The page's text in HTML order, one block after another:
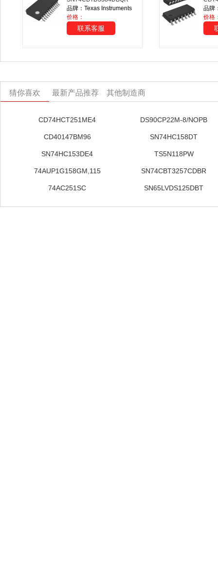
品牌：Texas Instruments
价格：
联系客服
品牌
价格
猜你喜欢 最新产品推荐 其他制造商
CD74HCT251ME4 DS90CP22M-8/NOPB
CD40147BM96 SN74HC158DT
SN74HC153DE4 TS5N118PW
74AUP1G158GM,115 SN74CBT3257CDBR
74AC251SC SN65LVDS125DBT